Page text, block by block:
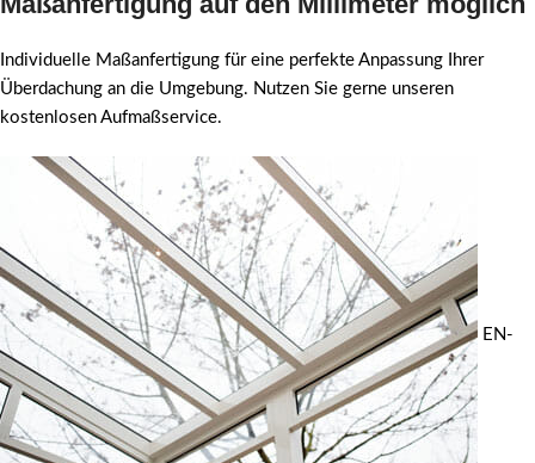
Individuelle Maßanfertigung für eine perfekte Anpassung Ihrer
Überdachung an die Umgebung. Nutzen Sie gerne unseren
kostenlosen Aufmaßservice.
EN-